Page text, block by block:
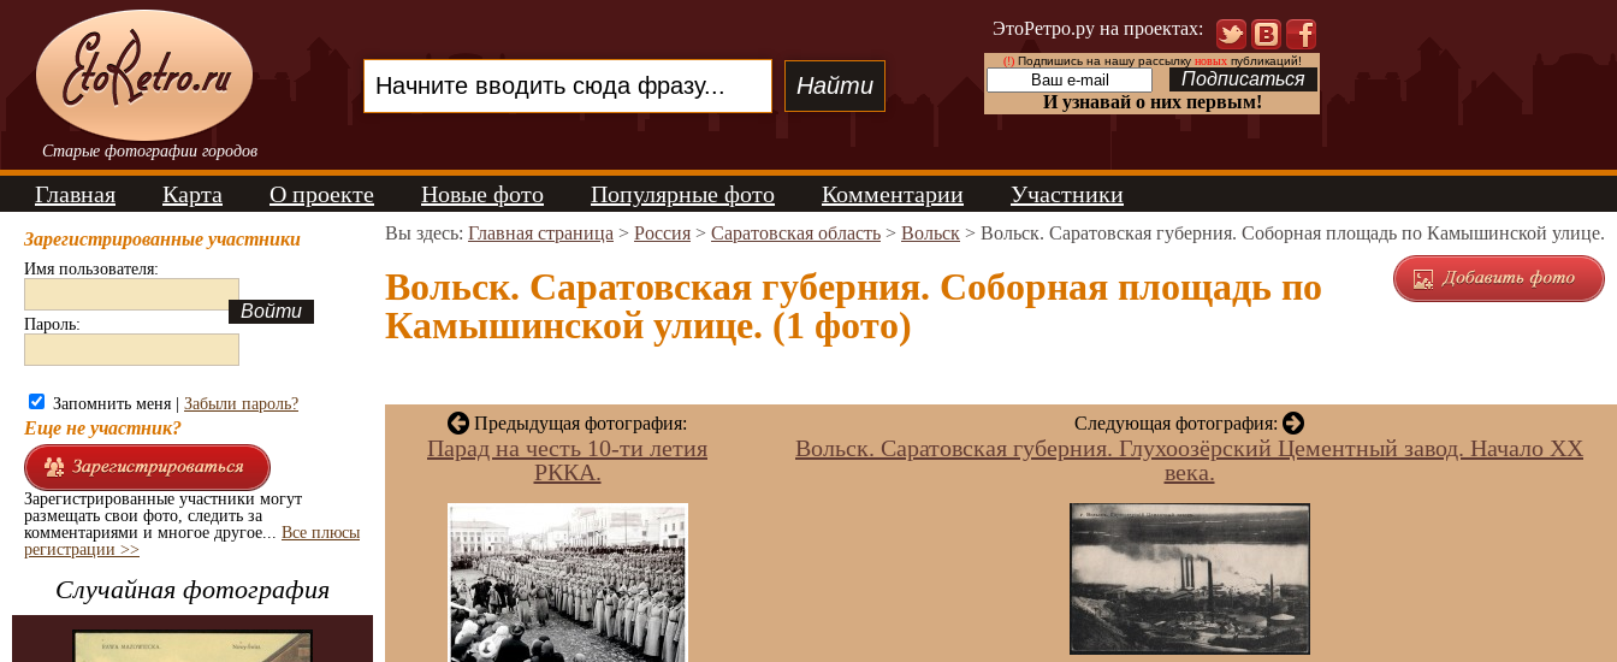
Старые фотографии городов
ЭтоРетро.ру на проектах:
(!)Подпишись на нашу рассылку новыхпубликаций!
И узнавай о них первым!
Главная Карта О проекте Новые фото Популярные фото Комментарии Участники
Зарегистрированные участники
Имя пользователя:
Пароль:
Запомнить меня | Забыли пароль?
Еще не участник?
Зарегистрированные участники могут
размещать свои фото, следить за
комментариями и многое другое... Все плюсы
регистрации >>
Случайная фотография
Вы здесь: Главная страница > Россия > Саратовская область > Вольск > Вольск. Саратовская губерния. Соборная площадь по Камышинской улице.
Вольск. Саратовская губерния. Соборная площадь по
Камышинской улице. (1 фото)
Предыдущая фотография:
Парад на честь 10-ти летия
РККА.
Следующая фотография:
Вольск. Саратовская губерния. Глухоозёрский Цементный завод. Начало ХХ
века.